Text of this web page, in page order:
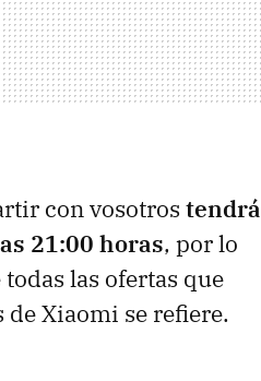
con vosotros tendrá
21:00 horas, por lo
las ofertas que
de Xiaomi se refiere.